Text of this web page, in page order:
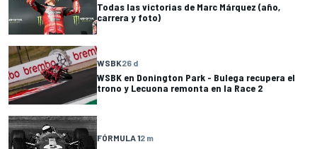
Todas las victorias de Marc Márquez (año,
carrera y foto)
WSBK26 d
WSBK en Donington Park - Bulega recupera el
trono y Lecuona remonta en la Race 2
FÓRMULA 12 m